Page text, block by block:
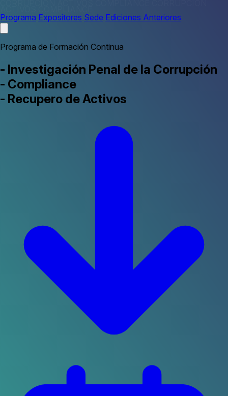
Programa Expositores Sede Ediciones Anteriores
Programa de Formación Continua
- Investigación Penal de la Corrupción
- Compliance
- Recupero de Activos